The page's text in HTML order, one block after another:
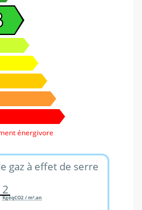
énergivore
gaz à effet de serre
2
KgéqCO2 / m².an